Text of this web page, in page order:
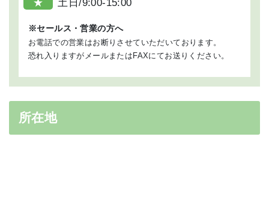
お悩み解決のため、最大限に効果が出るように「あなた
の身体の状態に合わせた」オーダーメイドの施術を行い
6
★
土日/9:00-15:00
※セールス・営業の方へ
お電話での営業はお断りさせていただいております。
恐れ入りますがメールまたはFAXにてお送りください。
所在地